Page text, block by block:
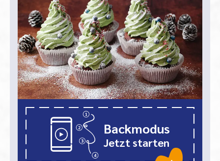
Backmodus
Jetzt starten